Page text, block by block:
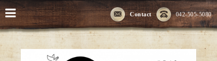
042-505-5080
Contact